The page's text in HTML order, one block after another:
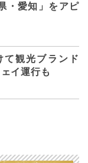
・愛知」をアピ
観光ブランド
イ運行も